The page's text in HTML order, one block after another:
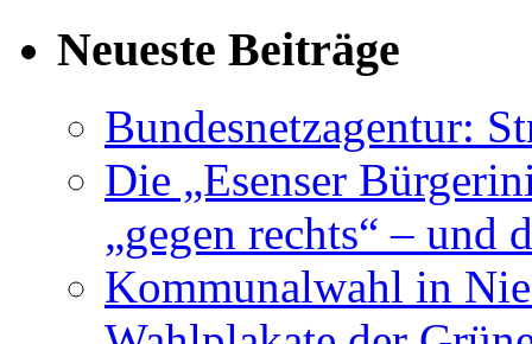
Neueste Beiträge
Bundesnetzagentur:
Die „Esenser
„gegen rechts“ – und
Kommunalwahl in